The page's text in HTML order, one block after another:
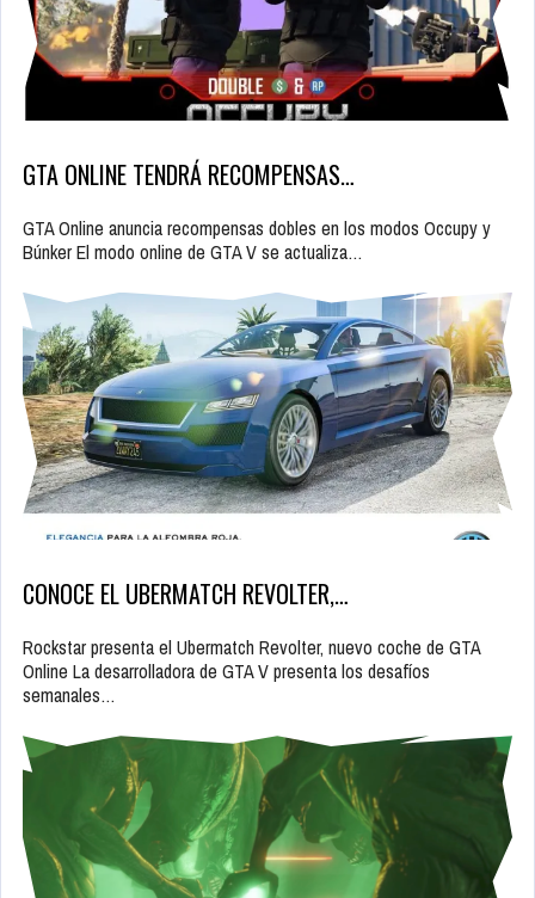
GTA ONLINE TENDRÁ RECOMPENSAS…
GTA Online anuncia recompensas dobles en los modos Occupy y
Búnker El modo online de GTA V se actualiza…
CONOCE EL UBERMATCH REVOLTER,…
Rockstar presenta el Ubermatch Revolter, nuevo coche de GTA
Online La desarrolladora de GTA V presenta los desafíos
semanales…